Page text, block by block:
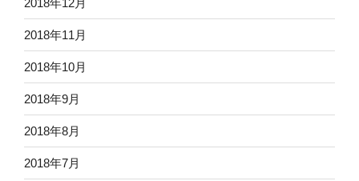
2018年12月
2018年11月
2018年10月
2018年9月
2018年8月
2018年7月